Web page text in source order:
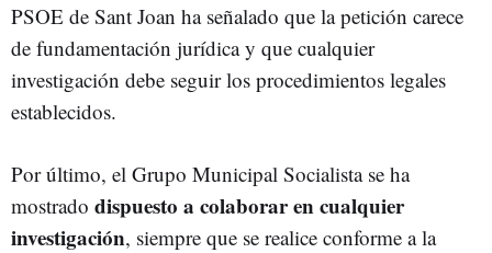
PSOE de Sant Joan ha señalado que la petición carece
de fundamentación jurídica y que cualquier
investigación debe seguir los procedimientos legales
establecidos.
Por último, el Grupo Municipal Socialista se ha
mostrado dispuesto a colaborar en cualquier
investigación, siempre que se realice conforme a la